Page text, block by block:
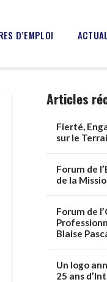
D’EMPLOI
Articles
Fierté,
sur le
Forum de
de la
Forum de
Blaise
Un logo
25 ans